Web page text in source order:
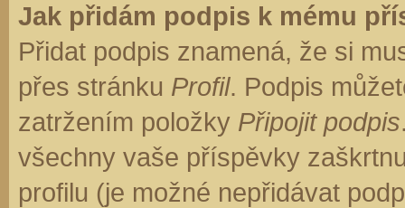
Jak přidám podpis k mému
Přidat podpis znamená, že si
přes stránku Profil. Podpis
zatržením položky Připojit podpis
všechny vaše příspěvky
profilu (je možné nepřidávat